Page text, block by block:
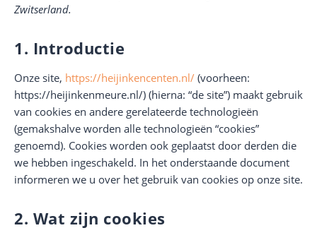
Zwitserland.
1. Introductie
Onze site, https://heijinkencenten.nl/ (voorheen:
https://heijinkenmeure.nl/) (hierna: “de site”) maakt gebruik
van cookies en andere gerelateerde technologieën
(gemakshalve worden alle technologieën “cookies”
genoemd). Cookies worden ook geplaatst door derden die
we hebben ingeschakeld. In het onderstaande document
informeren we u over het gebruik van cookies op onze site.
2. Wat zijn cookies